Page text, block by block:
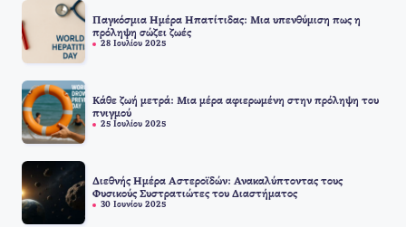
Παγκόσμια Ημέρα Ηπατίτιδας: Μια υπενθύμιση πως η
πρόληψη σώζει ζωές
28 Ιουλίου 2025
Κάθε ζωή μετρά: Μια μέρα αφιερωμένη στην πρόληψη του
πνιγμού
25 Ιουλίου 2025
Διεθνής Ημέρα Αστεροϊδών: Ανακαλύπτοντας τους
Φυσικούς Συστρατιώτες του Διαστήματος
30 Ιουνίου 2025